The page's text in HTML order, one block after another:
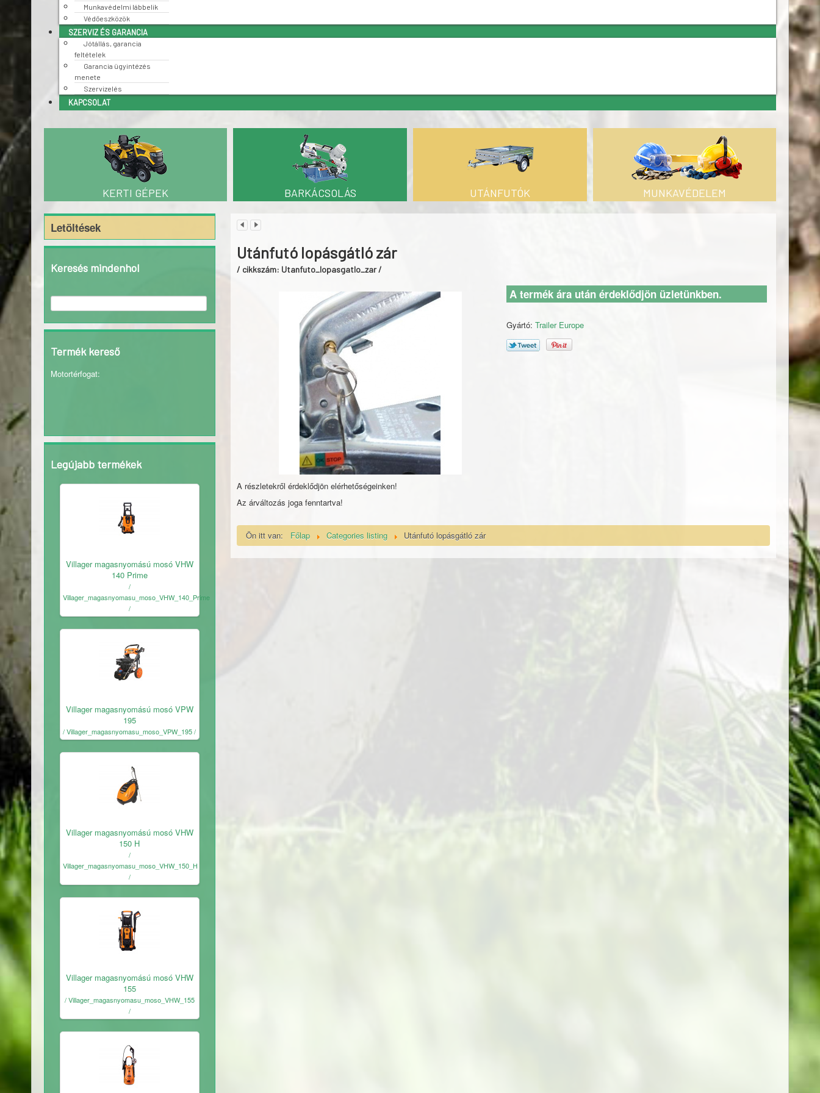
Munkavédelmi lábbelik
Védőeszközök
SZERVIZ ÉS GARANCIA
Jótállás, garancia
feltételek
Garancia ügyintézés
menete
Szervizelés
KAPCSOLAT
KERTI GÉPEK BARKÁCSOLÁS UTÁNFUTÓK MUNKAVÉDELEM
Letöltések
Keresés mindenhol
Termék kereső
Motortérfogat:
Legújabb termékek
Villager magasnyomású mosó VHW
140 Prime
/
Villager_magasnyomasu_moso_VHW_140_Prime
/
Villager magasnyomású mosó VPW
195
/ Villager_magasnyomasu_moso_VPW_195 /
Villager magasnyomású mosó VHW
150 H
/
Villager_magasnyomasu_moso_VHW_150_H
/
Villager magasnyomású mosó VHW
155
/ Villager_magasnyomasu_moso_VHW_155
/
Utánfutó lopásgátló zár
/ cikkszám: Utanfuto_lopasgatlo_zar /
A termék ára után érdeklődjön üzletünkben.
Gyártó:Trailer Europe
A részletekről érdeklődjön elérhetőségeinken!
Az árváltozás joga fenntartva!
Ön itt van: Főlap Categories listing Utánfutó lopásgátló zár